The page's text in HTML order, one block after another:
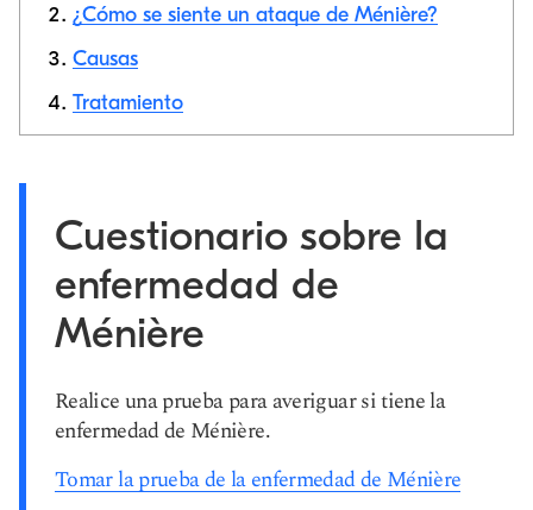
¿Cómo se siente un ataque de Ménière?
Causas
Tratamiento
Cuestionario sobre la
enfermedad de
Ménière
Realice una prueba para averiguar si tiene la
enfermedad de Ménière.
Tomar la prueba de la enfermedad de Ménière